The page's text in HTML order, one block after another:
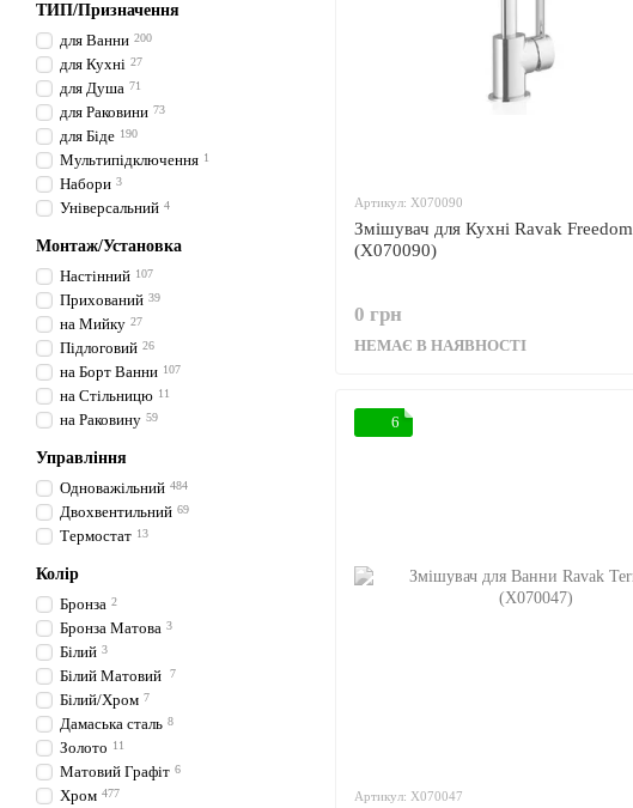
Артикул: X070090
Змішувач для Кухні Ravak Freedom
(X070090)
0 грн
НЕМАЄ В НАЯВНОСТІ
6
Артикул: X070047
ТИП/Призначення
для Ванни 200
для Кухні 27
для Душа 71
для Раковини 73
для Біде 190
Мультипідключення 1
Набори 3
Універсальний 4
Монтаж/Установка
Настінний 107
Прихований 39
на Мийку 27
Підлоговий 26
на Борт Ванни 107
на Стільницю 11
на Раковину 59
Управління
Одноважільний 484
Двохвентильний 69
Термостат 13
Колір
Бронза 2
Бронза Матова 3
Білий 3
Білий Матовий 7
Білий/Хром 7
Дамаська сталь 8
Золото 11
Матовий Графіт 6
Хром 477